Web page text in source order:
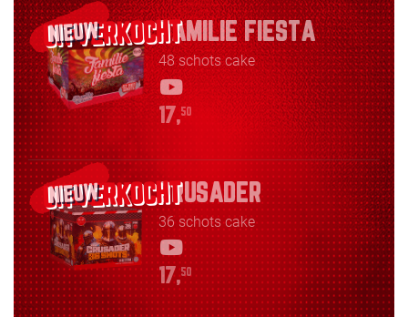
NIEUW FAMILIE FIESTA
48 schots cake
17,50
NIEUW CRUSADER
36 schots cake
17,50